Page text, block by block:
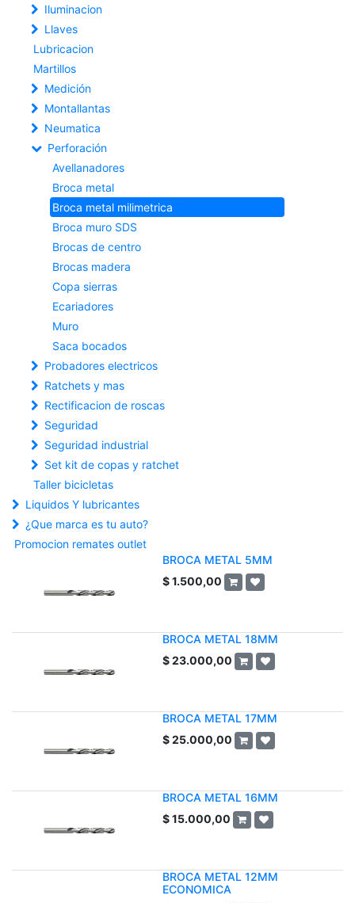
Iluminacion
Llaves
Lubricacion
Martillos
Medición
Montallantas
Neumatica
Perforación
Avellanadores
Broca metal
Broca metal milimetrica
Broca muro SDS
Brocas de centro
Brocas madera
Copa sierras
Ecariadores
Muro
Saca bocados
Probadores electricos
Ratchets y mas
Rectificacion de roscas
Seguridad
Seguridad industrial
Set kit de copas y ratchet
Taller bicicletas
Liquidos Y lubricantes
¿Que marca es tu auto?
Promocion remates outlet
BROCA METAL 5MM
$1.500,00
BROCA METAL 18MM
$23.000,00
BROCA METAL 17MM
$25.000,00
BROCA METAL 16MM
$15.000,00
BROCA METAL 12MM
ECONOMICA